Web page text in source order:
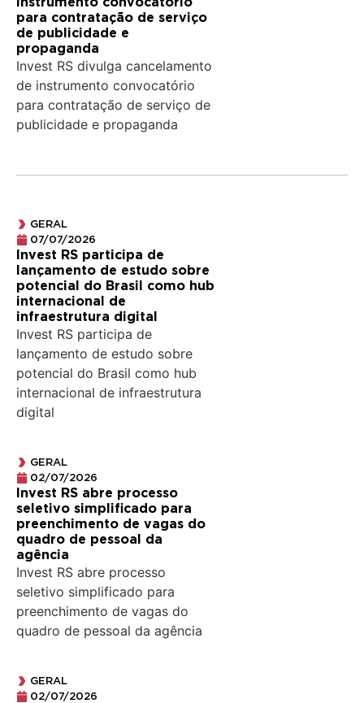
para contratação de serviço
de publicidade e
propaganda
Invest RS divulga cancelamento
de instrumento convocatório
para contratação de serviço de
publicidade e propaganda
GERAL
07/07/2026
Invest RS participa de
lançamento de estudo sobre
potencial do Brasil como hub
internacional de
infraestrutura digital
Invest RS participa de
lançamento de estudo sobre
potencial do Brasil como hub
internacional de infraestrutura
digital
GERAL
02/07/2026
Invest RS abre processo
seletivo simplificado para
preenchimento de vagas do
quadro de pessoal da
agência
Invest RS abre processo
seletivo simplificado para
preenchimento de vagas do
quadro de pessoal da agência
GERAL
02/07/2026